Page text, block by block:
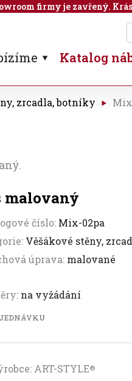
Katalog
zrcadla, botníky
malovaný
číslo: Mix-02pa
Věšákové stěny,
úprava: malované
na vyžádání
ART-STYLE®
firmy je zavřený.